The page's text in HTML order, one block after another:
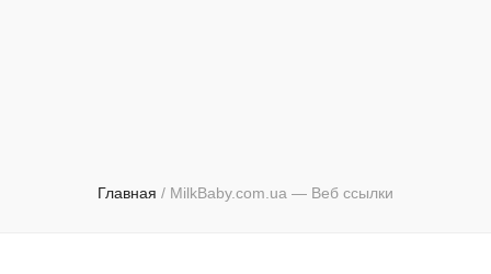
Главная / MilkBaby.com.ua — Веб ссылки